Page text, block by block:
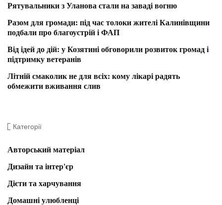
Рятувальники з Уланова стали на заваді вогню
Разом для громади: під час толоки жителі Калинівщини
подбали про благоустрій і ФАП
Від ідей до дій: у Козятині обговорили розвиток громад і
підтримку ветеранів
Літній смаколик не для всіх: кому лікарі радять
обмежити вживання слив
Категорії
Авторський матеріал
Дизайн та інтер'єр
Дієти та харчування
Домашні улюбленці